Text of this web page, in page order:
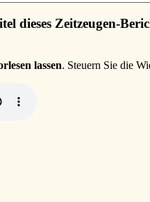
dieses Zeitzeugen-
lassen. Steuern Sie die